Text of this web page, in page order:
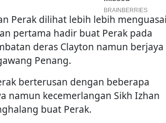
Perak dilihat lebih lebih menguasai
pertama hadir buat Perak pada
deras Clayton namun berjaya
Penang.
berterusan dengan beberapa
namun kecemerlangan Sikh Izhan
buat Perak.